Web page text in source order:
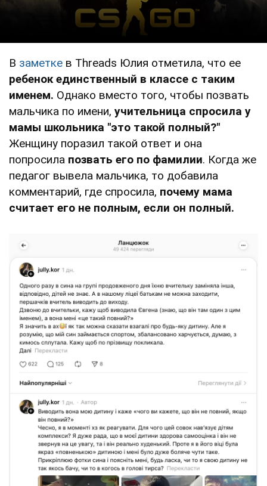
В заметке в Тhreads Юлия отметила, что ее
ребенок единственный в классе с таким
именем. Однако вместо того, чтобы позвать
мальчика по имени, учительница спросила у
мамы школьника "это такой полный?"
Женщину поразил такой ответ и она
попросила позвать его по фамилии. Когда же
педагог вывела мальчика, то добавила
комментарий, где спросила, почему мама
считает его не полным, если он полный.